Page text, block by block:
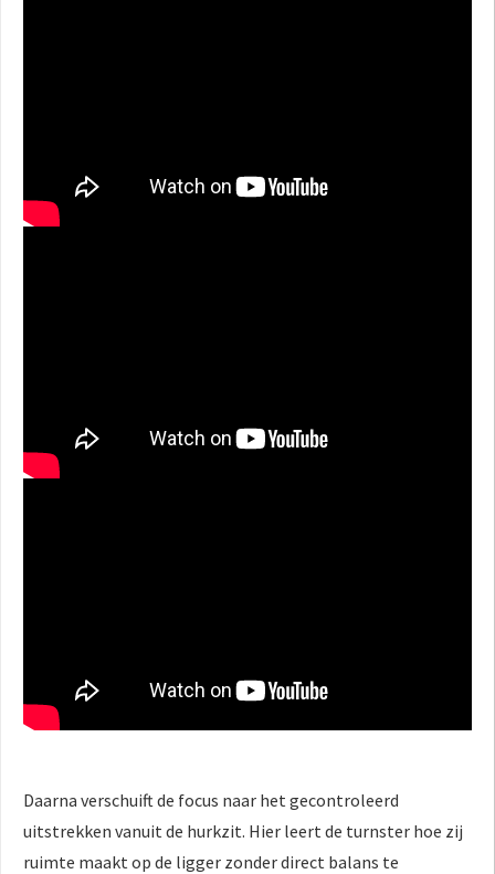
Daarna verschuift de focus naar het gecontroleerd
uitstrekken vanuit de hurkzit. Hier leert de turnster hoe zij
ruimte maakt op de ligger zonder direct balans te